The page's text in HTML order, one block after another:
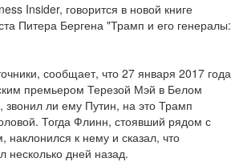
Insider, говорится в новой книге
Питера Бергена "Трамп и его генералы:
сообщает, что 27 января 2017 года
премьером Терезой Мэй в Белом
ли ему Путин, на это Трамп
Тогда Флинн, стоявший рядом с
наклонился к нему и сказал, что
несколько дней назад.